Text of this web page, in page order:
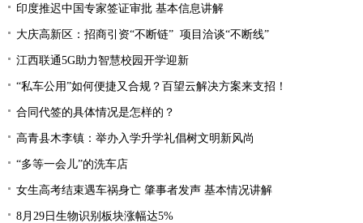
印度推迟中国专家签证审批 基本信息讲解
大庆高新区：招商引资“不断链” 项目洽谈“不断线”
江西联通5G助力智慧校园开学迎新
“私车公用”如何便捷又合规？百望云解决方案来支招！
合同代签的具体情况是怎样的？
高青县木李镇：举办入学升学礼倡树文明新风尚
“多等一会儿”的洗车店
女生高考结束遇车祸身亡 肇事者发声 基本情况讲解
8月29日生物识别板块涨幅达5%